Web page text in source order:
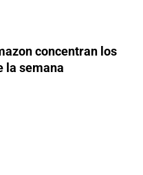
concentran los
la semana